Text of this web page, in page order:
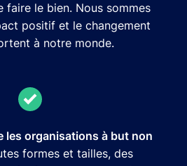
le bien. Nous sommes
positif et le changement
à notre monde.
les organisations à but non
formes et tailles, des